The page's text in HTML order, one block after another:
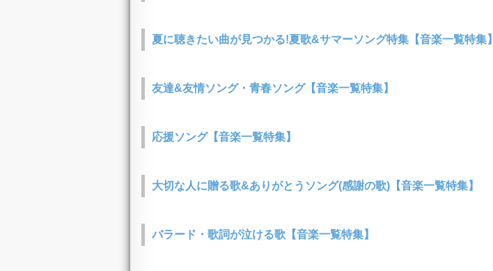
夏に聴きたい曲が見つかる!夏歌&サマーソング特集【音楽一覧特集】
友達&友情ソング・青春ソング【音楽一覧特集】
応援ソング【音楽一覧特集】
大切な人に贈る歌&ありがとうソング(感謝の歌)【音楽一覧特集】
バラード・歌詞が泣ける歌【音楽一覧特集】